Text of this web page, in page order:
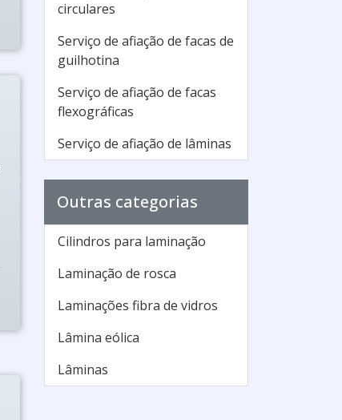
circulares
Serviço de afiação de facas de
guilhotina
Serviço de afiação de facas
flexográficas
Serviço de afiação de lâminas
Outras categorias
Cilindros para laminação
Laminação de rosca
Laminações fibra de vidros
Lâmina eólica
Lâminas